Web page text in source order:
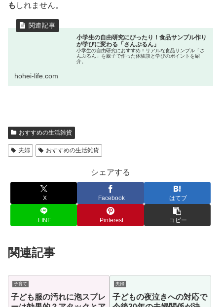
も しれません。
小学生の自由研究にぴったり！食品サンプル作り
が学びに変わる「さんぷるん」
小学生の自由研究におすすめ！リアルな食品サンプル「さ
んぷるん」を親子で作った体験談と学びのポイントを紹
介。
hohei-life.com
おすすめの生活雑貨
夫婦 おすすめの生活雑貨
シェアする
X Facebook はてブ
LINE Pinterest コピー
関連記事
子育て
子ども服の汚れに泡スプレ
夫婦
子どもの夜泣きへの対応で